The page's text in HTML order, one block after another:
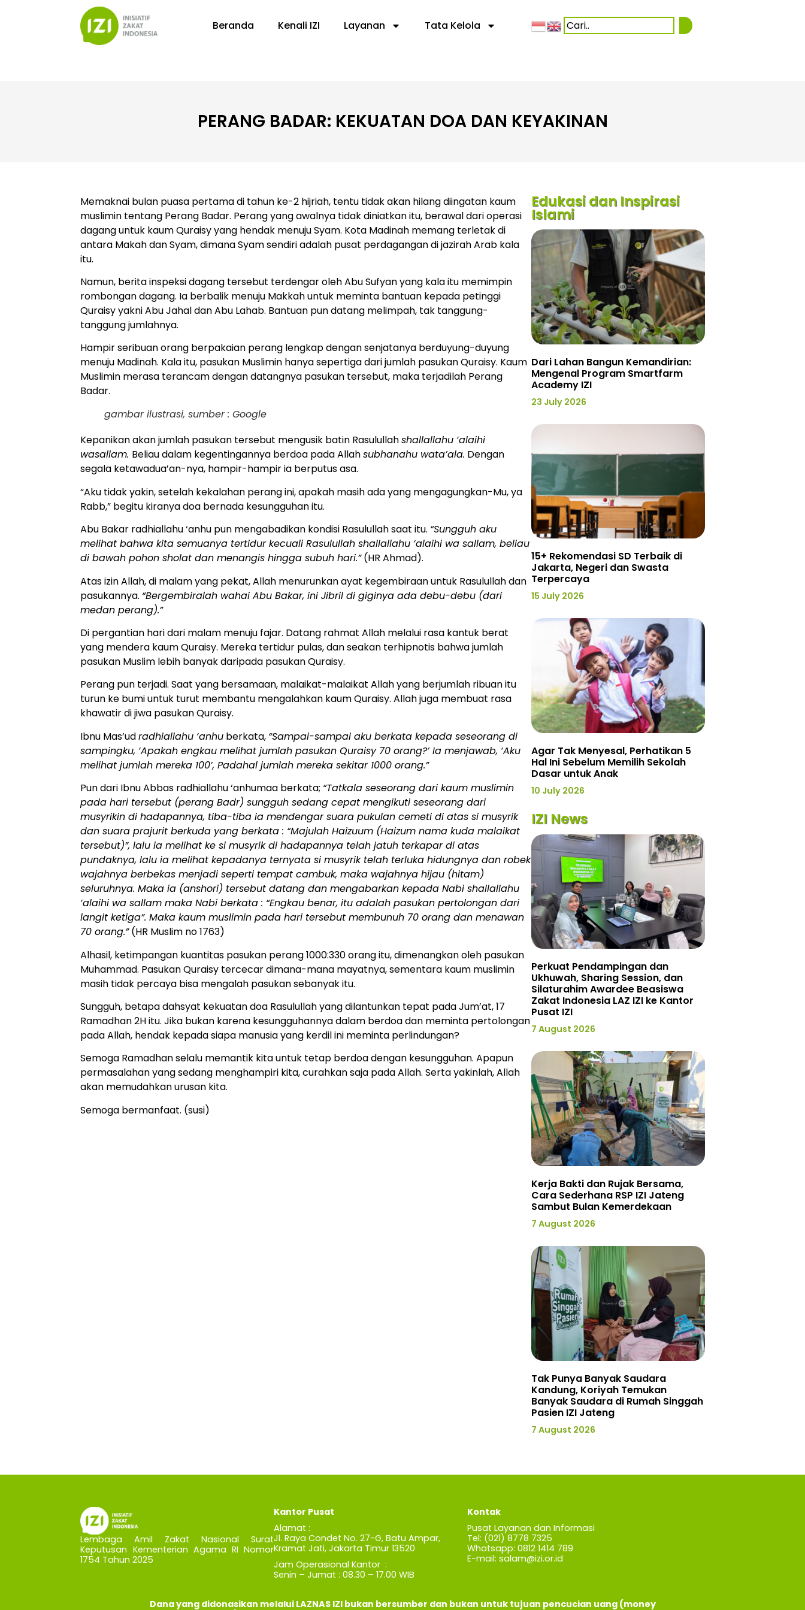
Beranda Kenali IZI Layanan Tata Kelola
PERANG BADAR: KEKUATAN DOA DAN KEYAKINAN
Memaknai bulan puasa pertama di tahun ke-2 hijriah, tentu tidak akan hilang diingatan kaum
muslimin tentang Perang Badar. Perang yang awalnya tidak diniatkan itu, berawal dari operasi
dagang untuk kaum Quraisy yang hendak menuju Syam. Kota Madinah memang terletak di
antara Makah dan Syam, dimana Syam sendiri adalah pusat perdagangan di jazirah Arab kala
itu.
Namun, berita inspeksi dagang tersebut terdengar oleh Abu Sufyan yang kala itu memimpin
rombongan dagang. Ia berbalik menuju Makkah untuk meminta bantuan kepada petinggi
Quraisy yakni Abu Jahal dan Abu Lahab. Bantuan pun datang melimpah, tak tanggung-
tanggung jumlahnya.
Hampir seribuan orang berpakaian perang lengkap dengan senjatanya berduyung-duyung
menuju Madinah. Kala itu, pasukan Muslimin hanya sepertiga dari jumlah pasukan Quraisy. Kaum
Muslimin merasa terancam dengan datangnya pasukan tersebut, maka terjadilah Perang
Badar.
gambar ilustrasi, sumber : Google
Kepanikan akan jumlah pasukan tersebut mengusik batin Rasulullahshallallahu ‘alaihi
wasallam. Beliau dalam kegentingannya berdoa pada Allahsubhanahu wata’ala. Dengan
segala ketawadua’an-nya, hampir-hampir ia berputus asa.
“Aku tidak yakin, setelah kekalahan perang ini, apakah masih ada yang mengagungkan-Mu, ya
Rabb,” begitu kiranya doa bernada kesungguhan itu.
Abu Bakar radhiallahu ‘anhu pun mengabadikan kondisi Rasulullah saat itu. “Sungguh aku
melihat bahwa kita semuanya tertidur kecuali Rasulullah shallallahu ‘alaihi wa sallam, beliau
di bawah pohon sholat dan menangis hingga subuh hari.”(HR Ahmad).
Atas izin Allah, di malam yang pekat, Allah menurunkan ayat kegembiraan untuk Rasulullah dan
pasukannya. “Bergembiralah wahai Abu Bakar, ini Jibril di giginya ada debu-debu (dari
medan perang).”
Di pergantian hari dari malam menuju fajar. Datang rahmat Allah melalui rasa kantuk berat
yang mendera kaum Quraisy. Mereka tertidur pulas, dan seakan terhipnotis bahwa jumlah
pasukan Muslim lebih banyak daripada pasukan Quraisy.
Perang pun terjadi. Saat yang bersamaan, malaikat-malaikat Allah yang berjumlah ribuan itu
turun ke bumi untuk turut membantu mengalahkan kaum Quraisy. Allah juga membuat rasa
khawatir di jiwa pasukan Quraisy.
Ibnu Mas’udradhiallahu ‘anhu berkata, “Sampai-sampai aku berkata kepada seseorang di
sampingku, ‘Apakah engkau melihat jumlah pasukan Quraisy 70 orang?’ Ia menjawab, ‘Aku
melihat jumlah mereka 100’, Padahal jumlah mereka sekitar 1000 orang.”
Pun dari Ibnu Abbas radhiallahu ‘anhumaa berkata; “Tatkala seseorang dari kaum muslimin
pada hari tersebut (perang Badr) sungguh sedang cepat mengikuti seseorang dari
musyrikin di hadapannya, tiba-tiba ia mendengar suara pukulan cemeti di atas si musyrik
dan suara prajurit berkuda yang berkata : “Majulah Haizuum (Haizum nama kuda malaikat
tersebut)”, lalu ia melihat ke si musyrik di hadapannya telah jatuh terkapar di atas
pundaknya, lalu ia melihat kepadanya ternyata si musyrik telah terluka hidungnya dan robek
wajahnya berbekas menjadi seperti tempat cambuk, maka wajahnya hijau (hitam)
seluruhnya. Maka ia (anshori) tersebut datang dan mengabarkan kepada Nabi shallallahu
‘alaihi wa sallam maka Nabi berkata : “Engkau benar, itu adalah pasukan pertolongan dari
langit ketiga”. Maka kaum muslimin pada hari tersebut membunuh 70 orang dan menawan
70 orang.”(HR Muslim no 1763)
Alhasil, ketimpangan kuantitas pasukan perang 1000:330 orang itu, dimenangkan oleh pasukan
Muhammad. Pasukan Quraisy tercecar dimana-mana mayatnya, sementara kaum muslimin
masih tidak percaya bisa mengalah pasukan sebanyak itu.
Sungguh, betapa dahsyat kekuatan doa Rasulullah yang dilantunkan tepat pada Jum’at, 17
Ramadhan 2H itu. Jika bukan karena kesungguhannya dalam berdoa dan meminta pertolongan
pada Allah, hendak kepada siapa manusia yang kerdil ini meminta perlindungan?
Semoga Ramadhan selalu memantik kita untuk tetap berdoa dengan kesungguhan. Apapun
permasalahan yang sedang menghampiri kita, curahkan saja pada Allah. Serta yakinlah, Allah
akan memudahkan urusan kita.
Semoga bermanfaat. (susi)
Edukasi dan Inspirasi
Islami
Dari Lahan Bangun Kemandirian:
Mengenal Program Smartfarm
Academy IZI
23 July 2026
15+ Rekomendasi SD Terbaik di
Jakarta, Negeri dan Swasta
Terpercaya
15 July 2026
Agar Tak Menyesal, Perhatikan 5
Hal Ini Sebelum Memilih Sekolah
Dasar untuk Anak
10 July 2026
IZI News
Perkuat Pendampingan dan
Ukhuwah, Sharing Session, dan
Silaturahim Awardee Beasiswa
Zakat Indonesia LAZ IZI ke Kantor
Pusat IZI
7 August 2026
Kerja Bakti dan Rujak Bersama,
Cara Sederhana RSP IZI Jateng
Sambut Bulan Kemerdekaan
7 August 2026
Tak Punya Banyak Saudara
Kandung, Koriyah Temukan
Banyak Saudara di Rumah Singgah
Pasien IZI Jateng
7 August 2026
Lembaga Amil Zakat Nasional Surat
Keputusan Kementerian Agama RI Nomor
1754 Tahun 2025
Kantor Pusat
Alamat :
Jl. Raya Condet No. 27-G, Batu Ampar,
Kramat Jati, Jakarta Timur 13520
Jam Operasional Kantor :
Senin – Jumat : 08.30 – 17.00 WIB
Kontak
Pusat Layanan dan Informasi
Tel: (021) 8778 7325
Whatsapp: 0812 1414 789
E-mail: salam@izi.or.id
Dana yang didonasikan melalui LAZNAS IZI bukan bersumber dan bukan untuk tujuan pencucian uang (money